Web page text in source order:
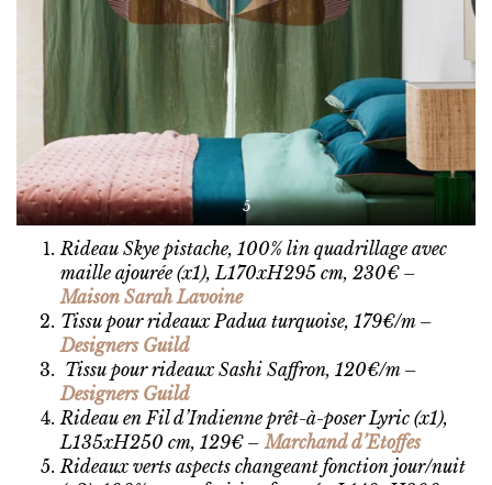
5
Rideau Skye pistache, 100% lin quadrillage avec
maille ajourée (x1), L170xH295 cm, 230€ –
Maison Sarah Lavoine
Tissu pour rideaux Padua turquoise, 179€/m –
Designers Guild
Tissu pour rideaux Sashi Saffron, 120€/m –
Designers Guild
Rideau en Fil d’Indienne prêt-à-poser Lyric (x1),
L135xH250 cm, 129€ – Marchand d’Etoffes
Rideaux verts aspects changeant fonction jour/nuit